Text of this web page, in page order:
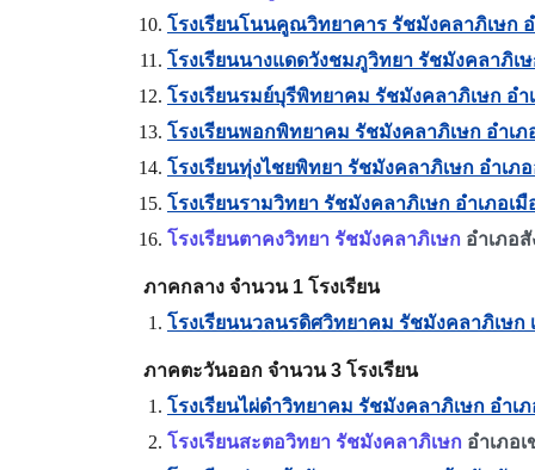
โรงเรียนโนนคูณวิทยาคาร รัชมังคลาภิเษก
โรงเรียนนางแดดวังชมภูวิทยา รัชมังคลาภิเ
โรงเรียนรมย์บุรีพิทยาคม รัชมังคลาภิเษก อ
โรงเรียนพอกพิทยาคม รัชมังคลาภิเษก อำเภ
โรงเรียนทุ่งไชยพิทยา รัชมังคลาภิเษก อำเ
โรงเรียนรามวิทยา รัชมังคลาภิเษก อำเภอเ
โรงเรียนตาคงวิทยา รัชมังคลาภิเษก อำเภอ
ภาคกลาง จำนวน 1 โรงเรียน
โรงเรียนนวลนรดิศวิทยาคม รัชมังคลาภิเษก
ภาคตะวันออก จำนวน 3 โรงเรียน
โรงเรียนไผ่ดำวิทยาคม รัชมังคลาภิเษก อำเ
โรงเรียนสะตอวิทยา รัชมังคลาภิเษก อำเภอ